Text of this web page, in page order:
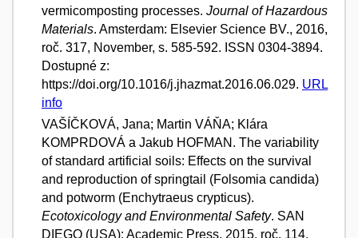
vermicomposting processes. Journal of Hazardous
Materials. Amsterdam: Elsevier Science BV., 2016,
roč. 317, November, s. 585-592. ISSN 0304-3894.
Dostupné z:
https://doi.org/10.1016/j.jhazmat.2016.06.029. URL
info
VAŠÍČKOVÁ, Jana; Martin VÁŇA; Klára
KOMPRDOVÁ a Jakub HOFMAN. The variability
of standard artificial soils: Effects on the survival
and reproduction of springtail (Folsomia candida)
and potworm (Enchytraeus crypticus).
Ecotoxicology and Environmental Safety. SAN
DIEGO (USA): Academic Press, 2015, roč. 114,